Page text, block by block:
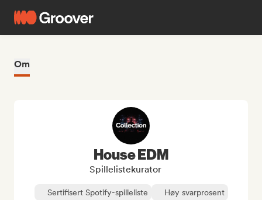
Om
House EDM
Spillelistekurator
Sertifisert Spotify-spilleliste Høy svarprosent